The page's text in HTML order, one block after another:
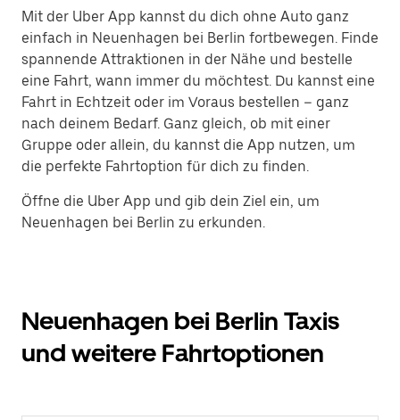
Mit der Uber App kannst du dich ohne Auto ganz
einfach in Neuenhagen bei Berlin fortbewegen. Finde
spannende Attraktionen in der Nähe und bestelle
eine Fahrt, wann immer du möchtest. Du kannst eine
Fahrt in Echtzeit oder im Voraus bestellen – ganz
nach deinem Bedarf. Ganz gleich, ob mit einer
Gruppe oder allein, du kannst die App nutzen, um
die perfekte Fahrtoption für dich zu finden.
Öffne die Uber App und gib dein Ziel ein, um
Neuenhagen bei Berlin zu erkunden.
Neuenhagen bei Berlin Taxis
und weitere Fahrtoptionen